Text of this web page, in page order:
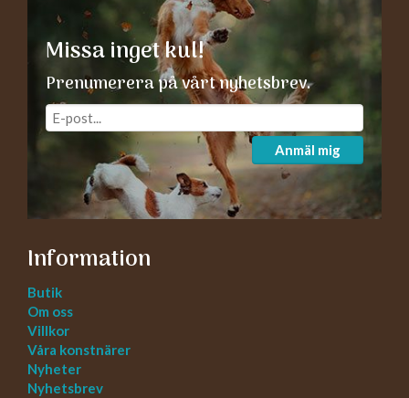
Missa inget kul!
Prenumerera på vårt nyhetsbrev.
Anmäl mig
Information
Butik
Om oss
Villkor
Våra konstnärer
Nyheter
Nyhetsbrev